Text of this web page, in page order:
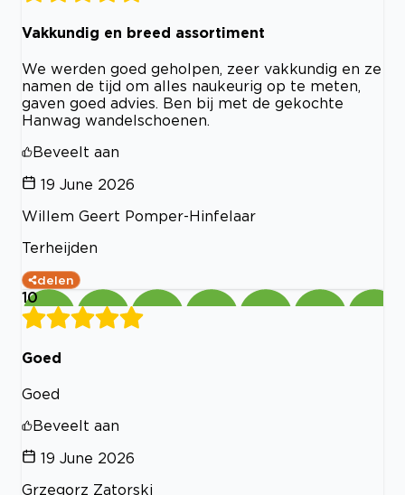
Vakkundig en breed assortiment
We werden goed geholpen, zeer vakkundig en ze
namen de tijd om alles naukeurig op te meten,
gaven goed advies. Ben bij met de gekochte
Hanwag wandelschoenen.
Beveelt aan
19 June 2026
Willem Geert Pomper-Hinfelaar
Terheijden
delen
10
Goed
Goed
Beveelt aan
19 June 2026
Grzegorz Zatorski